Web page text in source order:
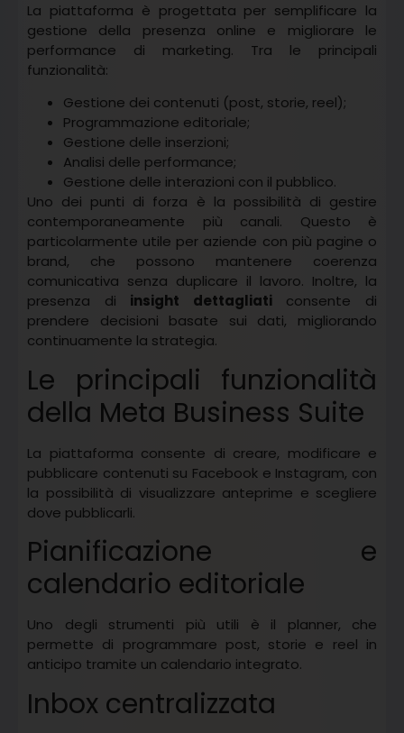
La piattaforma è progettata per semplificare la
gestione della presenza online e migliorare le
performance di marketing. Tra le principali
funzionalità:
Gestione dei contenuti (post, storie, reel);
Programmazione editoriale;
Gestione delle inserzioni;
Analisi delle performance;
Gestione delle interazioni con il pubblico.
Uno dei punti di forza è la possibilità di gestire
contemporaneamente più canali. Questo è
particolarmente utile per aziende con più pagine o
brand, che possono mantenere coerenza
comunicativa senza duplicare il lavoro. Inoltre, la
presenza di insight dettagliati consente di
prendere decisioni basate sui dati, migliorando
continuamente la strategia.
Le principali funzionalità
della Meta Business Suite
La piattaforma consente di creare, modificare e
pubblicare contenuti su Facebook e Instagram, con
la possibilità di visualizzare anteprime e scegliere
dove pubblicarli.
Pianificazione e
calendario editoriale
Uno degli strumenti più utili è il planner, che
permette di programmare post, storie e reel in
anticipo tramite un calendario integrato.
Inbox centralizzata